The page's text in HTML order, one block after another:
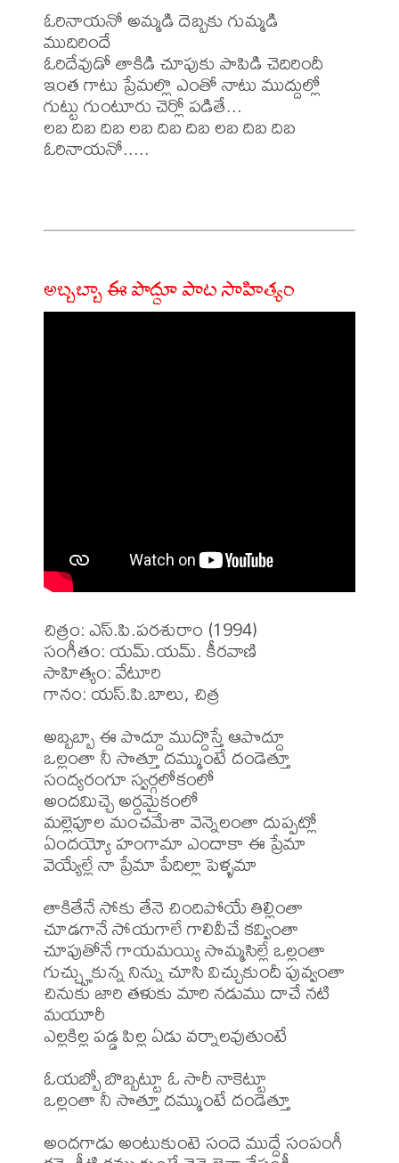
ఓరినాయనో అమ్మడి దెబ్బకు గుమ్మడి
ముదిరిందే
ఓరిదేవుడో తాకిడి చూపుకు పాపిడి చెదిరిందీ
ఇంత గాటు ప్రేమల్లొ ఎంతో నాటు ముద్దుల్లో
గుట్టు గుంటూరు చెర్లో పడితే...
లబ దిబ దిబ లబ దిబ దిబ లబ దిబ దిబ
ఓరినాయనో.....
అబ్బబ్బా ఈ పొద్దూ పాట సాహిత్యం
చిత్రం: ఎస్.పి.పరశురాం (1994)
సంగీతం: యమ్.యమ్. కీరవాణి
సాహిత్యం: వేటూరి
గానం: యస్.పి.బాలు, చిత్ర
అబ్బబ్బా ఈ పొద్దూ ముద్దొస్తే ఆపొద్దూ
ఒల్లంతా నీ సొత్తూ దమ్ముంటే దండెత్తూ
సంద్యరంగూ స్వర్గలోకంలో
అందమిచ్చె అర్దమైకంలో
మల్లెపూల మంచమేశా వెన్నెలంతా దుప్పట్లో
ఏందయ్యో హంగామా ఎందాకా ఈ ప్రేమా
వెయ్యేల్లే నా ప్రేమా పేదిల్లా పెళ్ళమా
తాకితేనే సోకు తేనె చిందిపోయే తిల్లింతా
చూడగానే సోయగాలే గాలివీచే కవ్వింతా
చూపుతోనే గాయమయ్యి సొమ్మసిల్లే ఒల్లంతా
గుచ్చ్హుకున్న నిన్ను చూసి విచ్చుకుందీ పువ్వంతా
చినుకు జారి తళుకు మారి నడుము దాచే నటి
మయూరీ
ఎల్లకిల్ల పడ్డ పిల్ల ఏడు వర్నాలవుతుంటే
ఓయబ్బో బొబ్బట్టూ ఓ సారీ నాకెట్టూ
ఒల్లంతా నీ సొత్తూ దమ్ముంటే దండెత్తూ
అందగాడు అంటుకుంటె సందె ముద్దే సంపంగీ